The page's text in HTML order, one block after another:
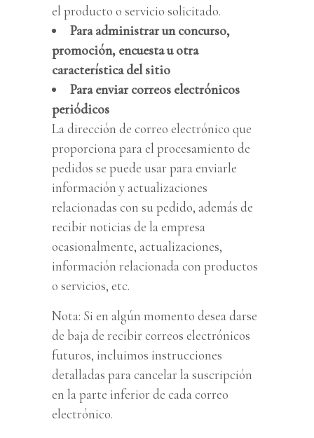
el producto o servicio solicitado.
Para administrar un concurso,
promoción, encuesta u otra
característica del sitio
Para enviar correos electrónicos
periódicos
La dirección de correo electrónico que
proporciona para el procesamiento de
pedidos se puede usar para enviarle
información y actualizaciones
relacionadas con su pedido, además de
recibir noticias de la empresa
ocasionalmente, actualizaciones,
información relacionada con productos
o servicios, etc.
Nota: Si en algún momento desea darse
de baja de recibir correos electrónicos
futuros, incluimos instrucciones
detalladas para cancelar la suscripción
en la parte inferior de cada correo
electrónico.